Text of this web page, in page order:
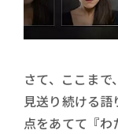
さて、ここま
見送り続ける
点をあてて『